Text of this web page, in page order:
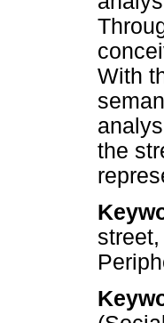
With
the